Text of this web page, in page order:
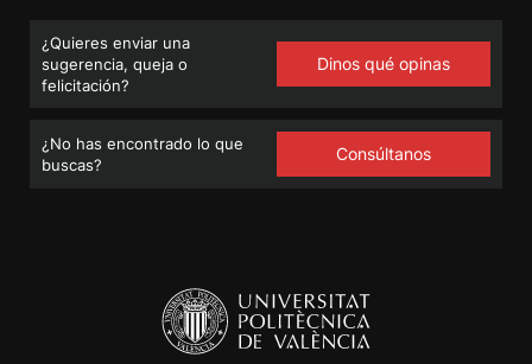
¿Quieres enviar una
sugerencia, queja o
felicitación?
Dinos qué opinas
¿No has encontrado lo que
buscas?
Consúltanos